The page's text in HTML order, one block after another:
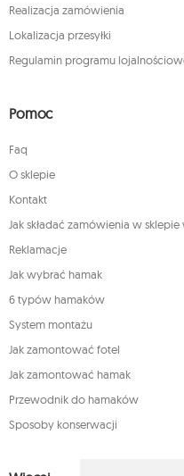
Realizacja zamówienia
Lokalizacja przesyłki
Regulamin programu
Pomoc
Faq
O sklepie
Kontakt
Jak składać zamówienia w
Reklamacje
Jak wybrać hamak
6 typów hamaków
System montażu
Jak zamontować fotel
Jak zamontować hamak
Przewodnik do hamaków
Sposoby konserwacji